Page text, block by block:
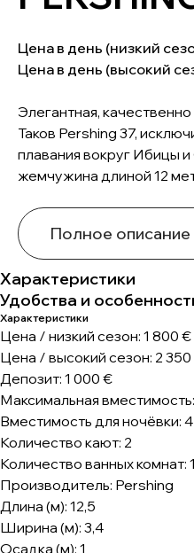
Цена в день (низкий
Цена в день (высокий
Элегантная,
Таков Pershing 37,
плавания вокруг Ибицы
жемчужина длиной 12
Полное описание
Характеристики
Удобства и
Характеристики
Цена / низкий сезон: 1 800 €
Цена / высокий сезон: 2
Депозит: 1 000 €
Максимальная
Вместимость для ночёвки: 4
Количество кают: 2
Количество ванных комнат: 1
Производитель: Pershing
Длина (м): 12,5
Ширина (м): 3,4
Осадка (м): 1